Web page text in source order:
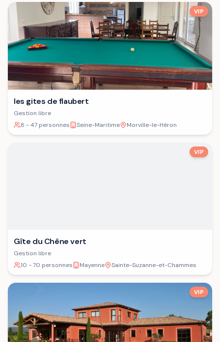
VIP
les gites de flaubert
Gestion libre
8 - 47 personnes
Seine-Maritime Morville-le-Héron
VIP
Gîte du Chêne vert
Gestion libre
10 - 70 personnes
Mayenne Sainte-Suzanne-et-Chammes
VIP